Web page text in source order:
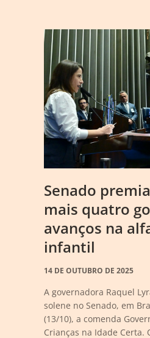
Senado
mais quatro
avanços na
infantil
14 DE OUTUBRO DE 2025
A governadora Raquel
solene no Senado, em
(13/10), a comenda
Crianças na Idade